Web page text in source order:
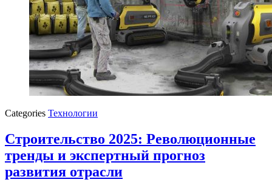
Categories Технологии
Строительство 2025: Революционные
тренды и экспертный прогноз
развития отрасли